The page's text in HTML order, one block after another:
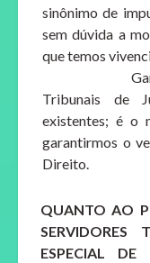
sinônimo de
sem dúvida a
que temos
Garantir
Tribunais de
existentes; é o
garantirmos o
Direito.
QUANTO AO
SERVIDORES
ESPECIAL DE